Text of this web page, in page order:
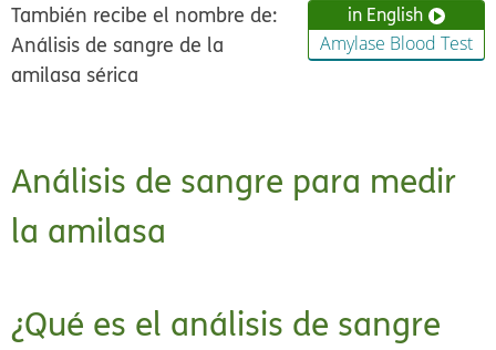
in English
Amylase Blood Test
También recibe el nombre de:
Análisis de sangre de la
amilasa sérica
Análisis de sangre para medir
la amilasa
¿Qué es el análisis de sangre